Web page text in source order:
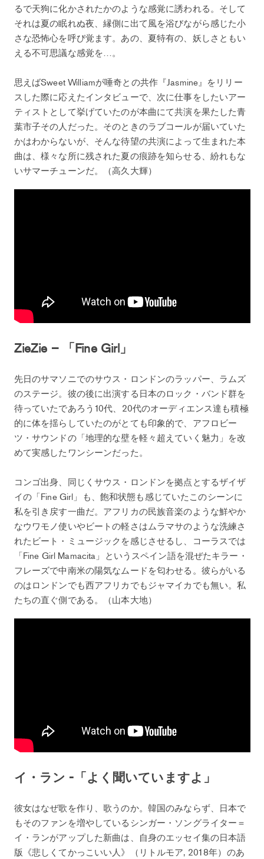
るで天狗に化かされたかのような感覚に誘われる。そして
それは夏の眠れぬ夜、縁側に出て風を浴びながら感じた小
さな恐怖心を呼び覚ます。あの、夏特有の、妖しさともい
える不可思議な感覚を…。
思えばSweet Williamが唾奇との共作『Jasmine』をリリー
スした際に応えたインタビューで、次に仕事をしたいアー
ティストとして挙げていたのが本曲にて共演を果たした青
葉市子その人だった。そのときのラブコールが届いていた
かはわからないが、そんな待望の共演によって生まれた本
曲は、様々な所に残された夏の痕跡を知らせる、紛れもな
いサマーチューンだ。（高久大輝）
ZieZie – 「Fine Girl」
先日のサマソニでのサウス・ロンドンのラッパー、ラムズ
のステージ。彼の後に出演する日本のロック・バンド群を
待っていたであろう10代、20代のオーディエンス達も積極
的に体を揺らしていたのがとても印象的で、アフロビー
ツ・サウンドの「地理的な壁を軽々超えていく魅力」を改
めて実感したワンシーンだった。
コンゴ出身、同じくサウス・ロンドンを拠点とするザイザ
イの「Fine Girl」も、飽和状態も感じていたこのシーンに
私を引き戻す一曲だ。アフリカの民族音楽のような鮮やか
なウワモノ使いやビートの軽さはムラマサのような洗練さ
れたビート・ミュージックを感じさせるし、コーラスでは
「Fine Girl Mamacita」というスペイン語を混ぜたキラー・
フレーズで中南米の陽気なムードを匂わせる。彼らがいる
のはロンドンでも西アフリカでもジャマイカでも無い。私
たちの直ぐ側である。（山本大地）
イ・ラン -「よく聞いていますよ」
彼女はなぜ歌を作り、歌うのか。韓国のみならず、日本で
もそのファンを増やしているシンガー・ソングライター＝
イ・ランがアップした新曲は、自身のエッセイ集の日本語
版《悲しくてかっこいい人》（リトルモア, 2018年）のあ